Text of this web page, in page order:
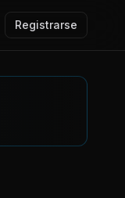
Registrarse